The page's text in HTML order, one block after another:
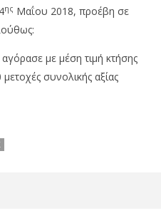
μετοχών
ης Μαΐου 2018, προέβη σε
με μέση τιμή κτήσης
συνολικής αξίας